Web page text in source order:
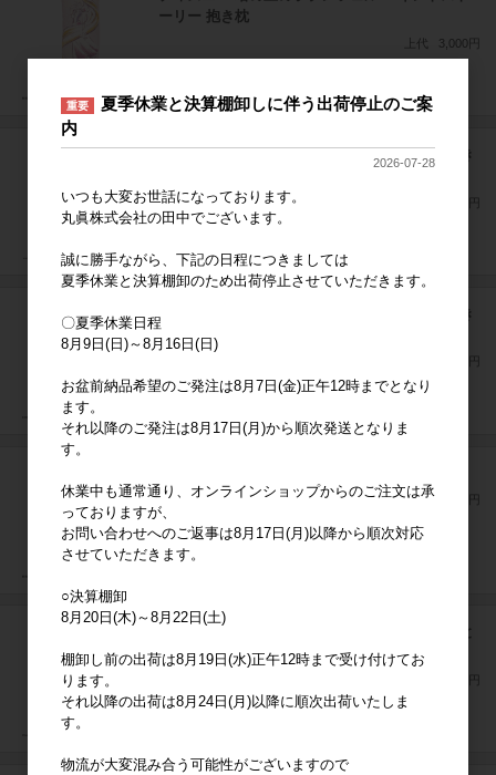
ーリー 抱き枕
上代 3,000円
サンリオ ハローキティ フローラルアップル 抱き
3,000円
ディズニー くまのプーさん ワームオレンジ 抱き
枕
3,000円
上代 3,000円
星のカービィ カービィ コットンキャンディ 雲と
カービィロングクッション 抱き枕
3,000円
重要
夏季休業と決算棚卸しに伴う出荷停止のご案
内
2026-07-28
いつも大変お世話になっております。
丸眞株式会社の田中でございます。
誠に勝手ながら、下記の日程につきましては
夏季休業と決算棚卸のため出荷停止させていただきます。
〇夏季休業日程
8月9日(日)～8月16日(日)
お盆前納品希望のご発注は8月7日(金)正午12時までとなり
ます。
それ以降のご発注は8月17日(月)から順次発送となりま
す。
休業中も通常通り、オンラインショップからのご注文は承
っておりますが、
お問い合わせへのご返事は8月17日(月)以降から順次対応
させていただきます。
○決算棚卸
8月20日(木)～8月22日(土)
棚卸し前の出荷は8月19日(水)正午12時まで受け付けてお
ります。
それ以降の出荷は8月24日(月)以降に順次出荷いたしま
す。
物流が大変混み合う可能性がございますので